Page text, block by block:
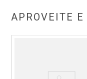
APROVEITE